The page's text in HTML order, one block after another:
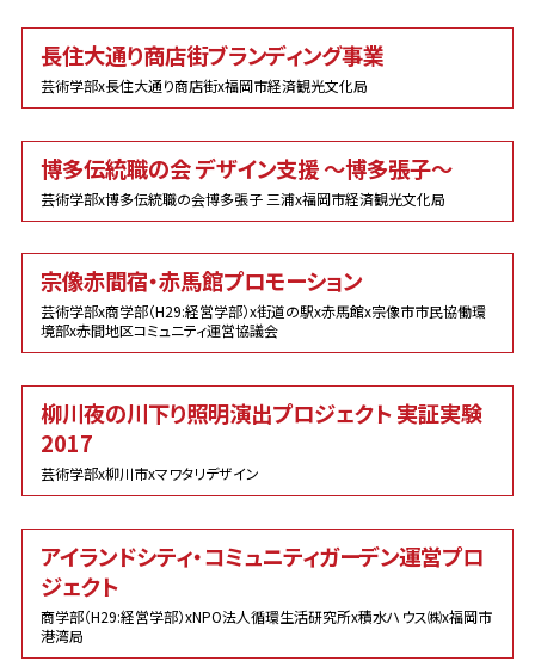
長住大通り商店街ブランディング事業
芸術学部x長住大通り商店街x福岡市経済観光文化局
博多伝統職の会 デザイン支援 〜博多張子〜
芸術学部x博多伝統職の会博多張子 三浦x福岡市経済観光文化局
宗像赤間宿・赤馬館プロモーション
芸術学部x商学部（H29:経営学部）x街道の駅x赤馬館x宗像市市民協働環
境部x赤間地区コミュニティ運営協議会
柳川夜の川下り照明演出プロジェクト 実証実験
2017
芸術学部x柳川市xマワタリデザイン
アイランドシティ・コミュニティガーデン運営プロ
ジェクト
商学部（H29:経営学部）xNPO法人循環生活研究所x積水ハウス㈱x福岡市
港湾局